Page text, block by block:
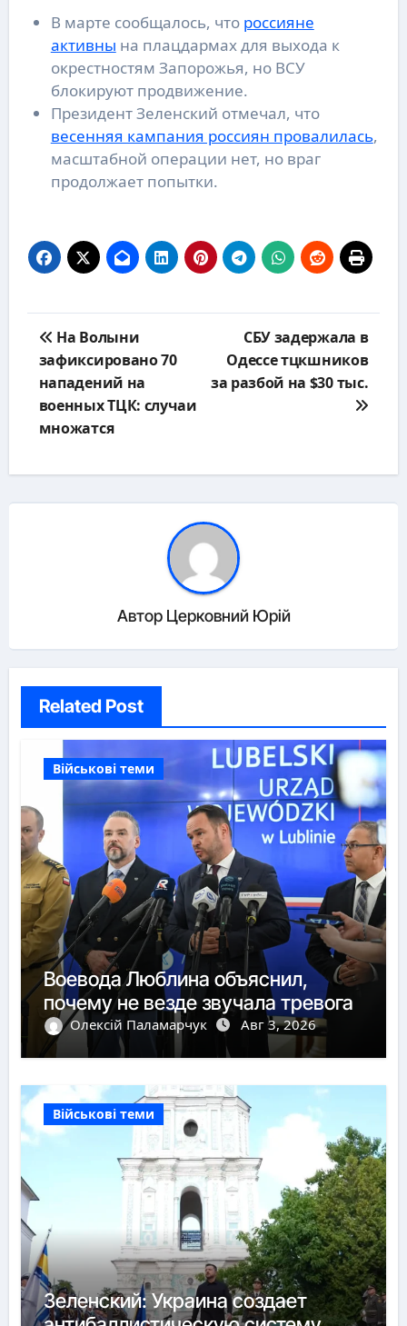
В марте сообщалось, что россияне
активны на плацдармах для выхода к
окрестностям Запорожья, но ВСУ
блокируют продвижение.
Президент Зеленский отмечал, что
весенняя кампания россиян провалилась,
масштабной операции нет, но враг
продолжает попытки.
по
записям
На Волыни
зафиксировано 70
нападений на
военных ТЦК: случаи
множатся
СБУ задержала в
Одессе тцкшников
за разбой на $30 тыс.
Автор Церковний Юрій
Related Post
Військові теми
Воевода Люблина объяснил,
почему не везде звучала тревога
Олексій Паламарчук Авг 3, 2026
Військові теми
Зеленский: Украина создает